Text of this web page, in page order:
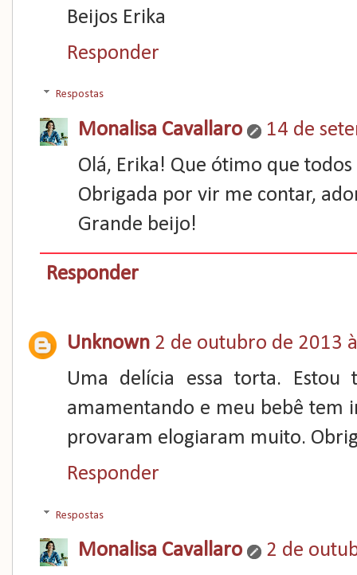
Beijos Erika
Responder
Respostas
Monalisa Cavallaro
14 de
Olá, Erika! Que ótimo que
Obrigada por vir me contar,
Grande beijo!
Responder
Unknown 2 de outubro de 2013
Uma delícia essa torta.
amamentando e meu bebê tem
provaram elogiaram muito.
Responder
Respostas
Monalisa Cavallaro
2 de